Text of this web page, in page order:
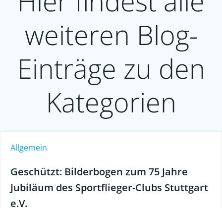
weiteren Blog-
Einträge zu den
Kategorien
Allgemein
Geschützt: Bilderbogen zum 75 Jahre
Jubiläum des Sportflieger-Clubs Stuttgart
e.V.